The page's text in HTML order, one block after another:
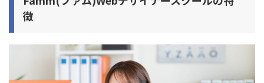
Famm(ファム)Webデザイナースクールと仕事の両立に関
徴